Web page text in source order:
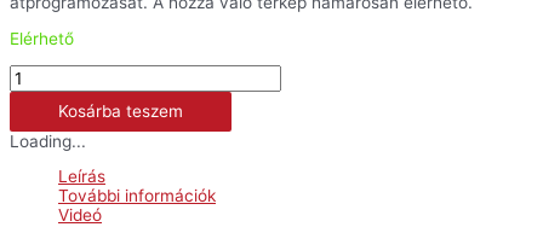
Elérhető
Mivv
titán
kipufogórendszer
-
Panigale
mennyiség
Kosárba teszem
Loading...
Leírás
További információk
Videó